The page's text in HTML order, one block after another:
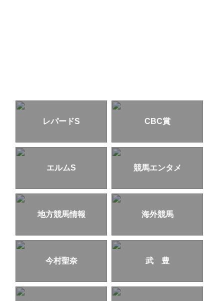
レパードS CBC賞
エルムS 競馬エンタメ
地方競馬情報 海外競馬
今村聖奈 武 豊